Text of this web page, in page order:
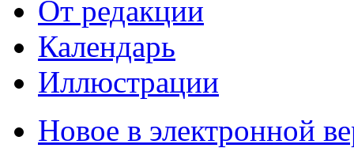
От редакции
Календарь
Иллюстрации
Новое в электронной